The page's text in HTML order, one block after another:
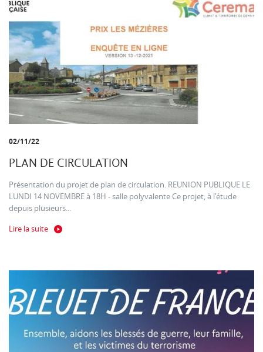
02/11/22
PLAN DE CIRCULATION
Présentation du projet de plan de circulation. REUNION PUBLIQUE LE
LUNDI 14 NOVEMBRE à 18H - salle polyvalente Ce projet, à l’étude
depuis plusieurs...
Lire la suite